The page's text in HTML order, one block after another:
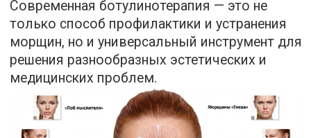
БОТУЛИНОТЕРАПИЯ И ДРУГИЕ
ПРОЦЕДУРЫ: МОЖНО ЛИ СОЧЕТАТЬ